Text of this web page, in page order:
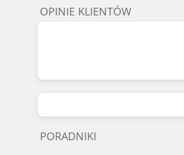
OPINIE KLIENTÓW
PORADNIKI